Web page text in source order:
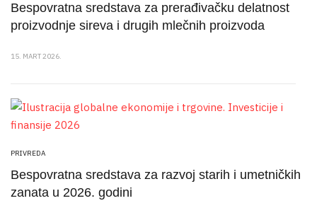
Bespovratna sredstava za prerađivačku delatnost
proizvodnje sireva i drugih mlečnih proizvoda
15. MART 2026.
PRIVREDA
Bespovratna sredstava za razvoj starih i umetničkih
zanata u 2026. godini